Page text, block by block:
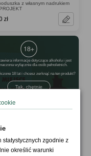
z własnym nadrukiem
zł
informacje dotyczące alkoholu i jest
wyłącznie dla osób pełnoletnich.
18 lat i chcesz zerknąć na ten produkt
Tak, chętnie
/ 5 (1)
PROJEKT
statystycznych zgodnie z
określić warunki